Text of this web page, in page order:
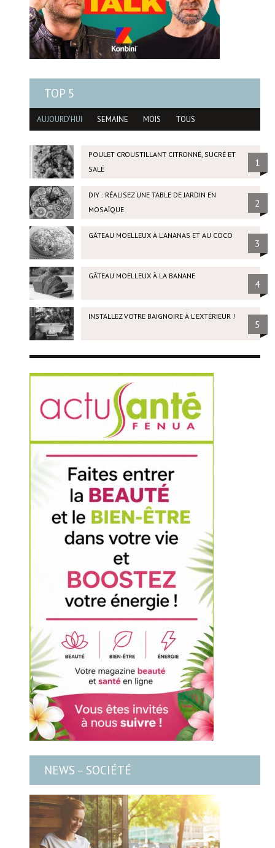
TOP 5
AUJOURD'HUI SEMAINE MOIS TOUS
POULET CROUSTILLANT CITRONNÉ, SUCRÉ ET
SALÉ
1
DIY : RÉALISEZ UNE TABLE DE JARDIN EN
MOSAÏQUE
2
GÂTEAU MOELLEUX À L'ANANAS ET AU COCO
3
GÂTEAU MOELLEUX À LA BANANE
4
INSTALLEZ VOTRE BAIGNOIRE À L'EXTÉRIEUR !
5
NEWS – SOCIÉTÉ